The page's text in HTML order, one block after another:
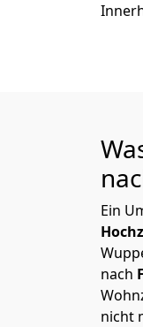
Ein
nach
nicht